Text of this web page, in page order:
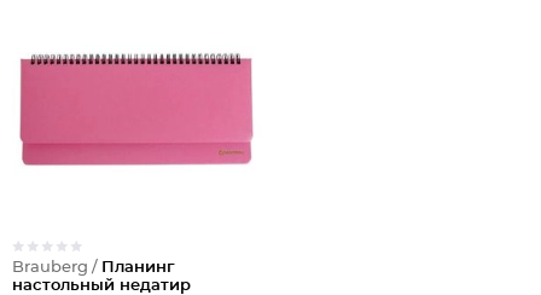
Brauberg / Планинг
настольный недатир